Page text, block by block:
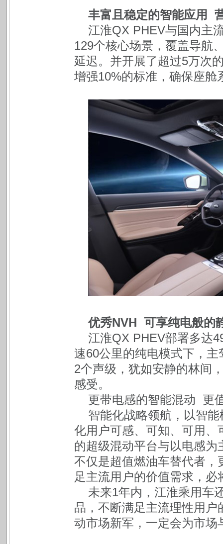
丰富且稳定的智能应用
江淮QX PHEV与国内主
129个核心场景，覆盖导航
延迟。并开展了超过5万次
增强10%的标准，确保座舱
优秀NVH 可享纯电般的
江淮QX PHEV部署多达
速60公里的纯电模式下，
2个声级，犹如安静的林间
感受。
更带电感的智能混动 更
智能化战略领航，以智
化用户可感、可知、可用
的超级混动平台与以电感
不仅是超值燃油车替代者，
足主流用户的价值需求，
未来1年内，江淮乘用车
品，不断满足主流理性用
动市场新军，一定会为市场